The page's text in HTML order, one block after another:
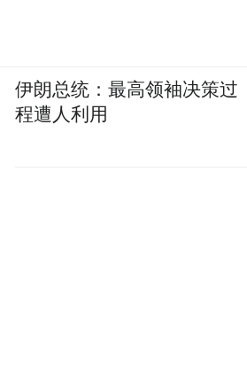
伊朗总统：最高领袖决策过
程遭人利用